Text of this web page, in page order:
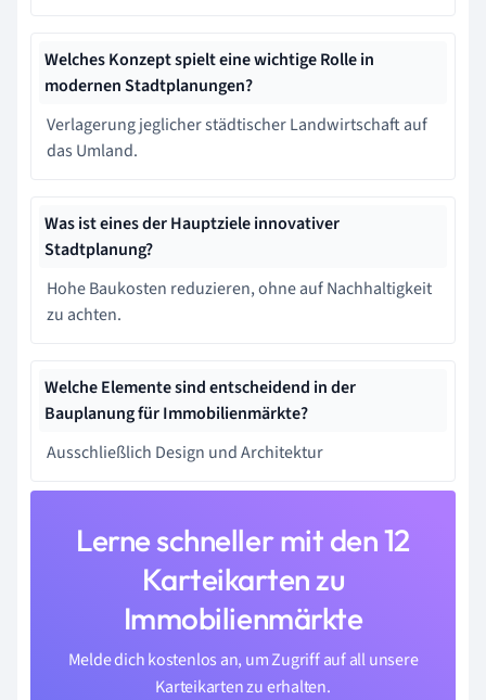
Welches Konzept spielt eine wichtige Rolle in
modernen Stadtplanungen?
Verlagerung jeglicher städtischer Landwirtschaft auf
das Umland.
Was ist eines der Hauptziele innovativer
Stadtplanung?
Hohe Baukosten reduzieren, ohne auf Nachhaltigkeit
zu achten.
Welche Elemente sind entscheidend in der
Bauplanung für Immobilienmärkte?
Ausschließlich Design und Architektur
Lerne schneller mit den 12
Karteikarten zu
Immobilienmärkte
Melde dich kostenlos an, um Zugriff auf all unsere
Karteikarten zu erhalten.